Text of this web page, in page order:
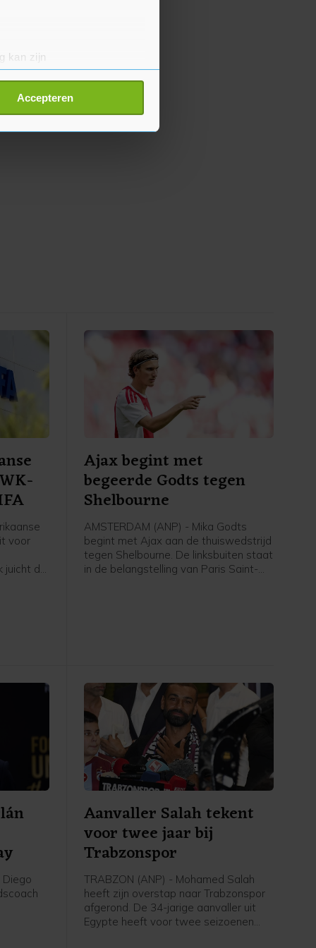
kan zijn
detailgedeelte
Accepteren
voor
juicht de
Ajax begint met
begeerde Godts tegen
Shelbourne
AMSTERDAM (ANP) - Mika Godts
begint met Ajax aan de thuiswedstrijd
tegen Shelbourne. De linksbuiten staat
in de belangstelling van Paris Saint-
Diego
Aanvaller Salah tekent
voor twee jaar bij
Trabzonspor
TRABZON (ANP) - Mohamed Salah
heeft zijn overstap naar Trabzonspor
afgerond. De 34-jarige aanvaller uit
Egypte heeft voor twee seizoenen